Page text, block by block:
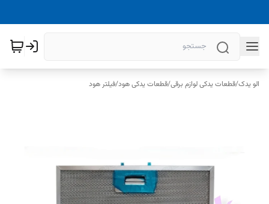
الو یدک/قطعات یدکی لوازم برقی/قطعات یدکی هود/فیلتر هود